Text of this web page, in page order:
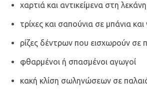
χαρτιά και αντικείμενα στη λεκάνη
τρίχες και σαπούνια σε μπάνια και
ρίζες δέντρων που εισχωρούν σε
φθαρμένοι ή σπασμένοι αγωγοί
κακή κλίση σωληνώσεων σε